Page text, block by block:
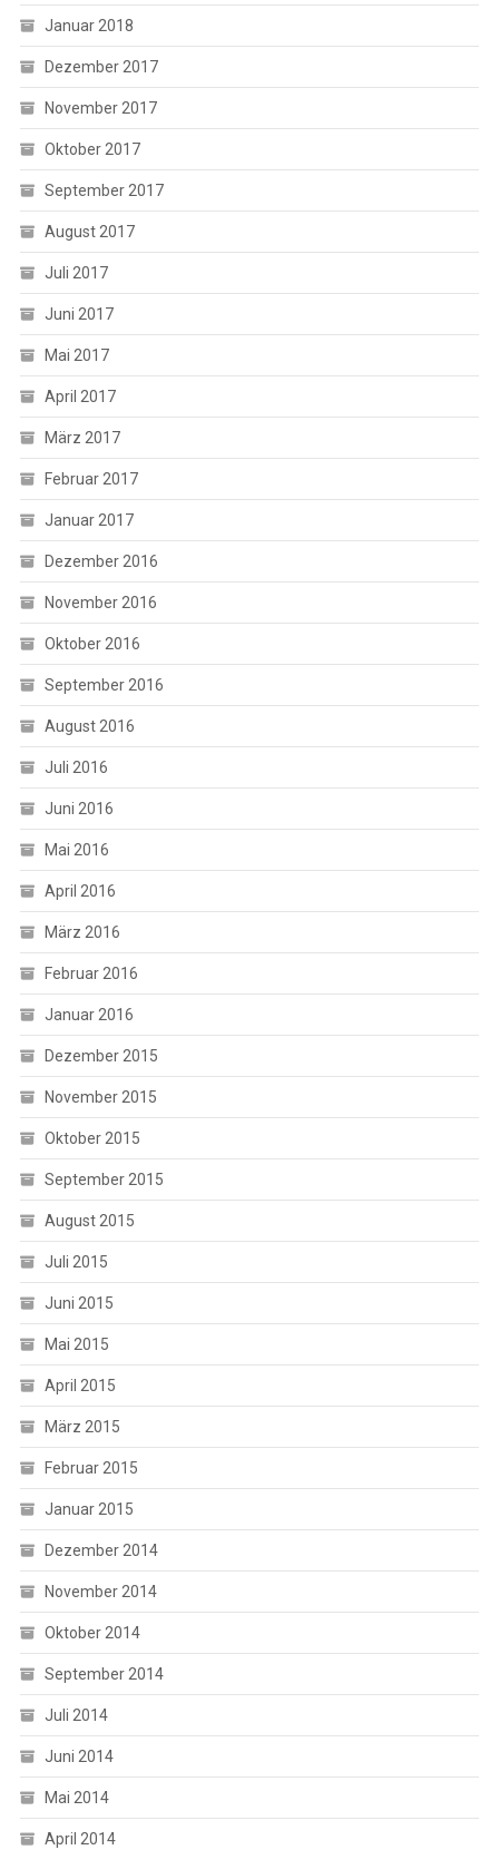
Januar 2018
Dezember 2017
November 2017
Oktober 2017
September 2017
August 2017
Juli 2017
Juni 2017
Mai 2017
April 2017
März 2017
Februar 2017
Januar 2017
Dezember 2016
November 2016
Oktober 2016
September 2016
August 2016
Juli 2016
Juni 2016
Mai 2016
April 2016
März 2016
Februar 2016
Januar 2016
Dezember 2015
November 2015
Oktober 2015
September 2015
August 2015
Juli 2015
Juni 2015
Mai 2015
April 2015
März 2015
Februar 2015
Januar 2015
Dezember 2014
November 2014
Oktober 2014
September 2014
Juli 2014
Juni 2014
Mai 2014
April 2014